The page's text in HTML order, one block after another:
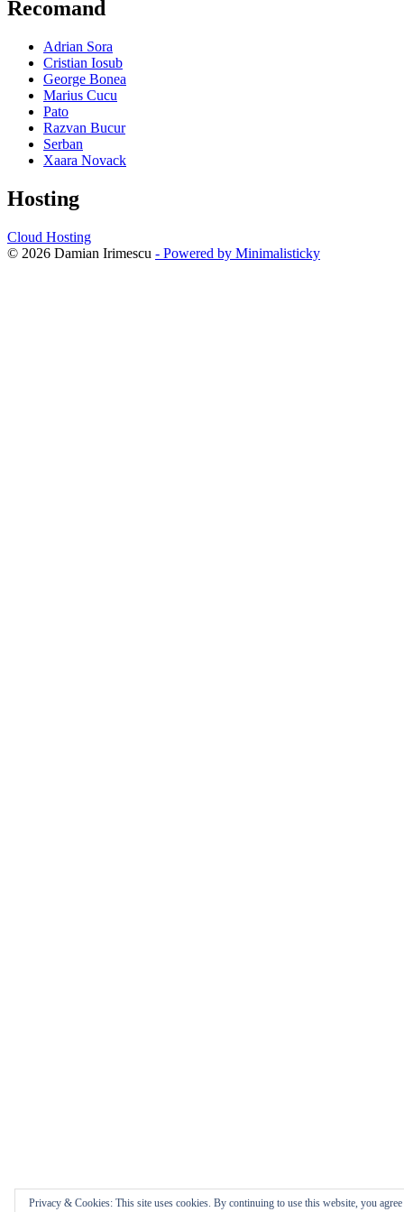
Recomand
Adrian Sora
Cristian Iosub
George Bonea
Marius Cucu
Pato
Razvan Bucur
Serban
Xaara Novack
Hosting
Cloud Hosting
© 2026 Damian Irimescu - Powered by Minimalisticky
Privacy & Cookies: This site uses cookies. By continuing to use this website, you